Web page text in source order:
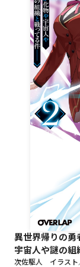
異世界帰りの
宇宙人や謎の組
次佐駆人 イラスト